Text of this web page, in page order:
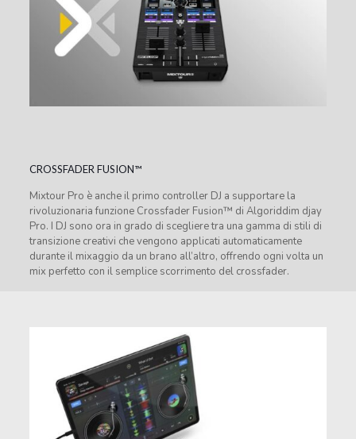
CROSSFADER FUSION™
Mixtour Pro è anche il primo controller DJ a supportare la
rivoluzionaria funzione Crossfader Fusion™ di Algoriddim djay
Pro. I DJ sono ora in grado di scegliere tra una gamma di stili di
transizione creativi che vengono applicati automaticamente
durante il mixaggio da un brano all’altro, offrendo ogni volta un
mix perfetto con il semplice scorrimento del crossfader.